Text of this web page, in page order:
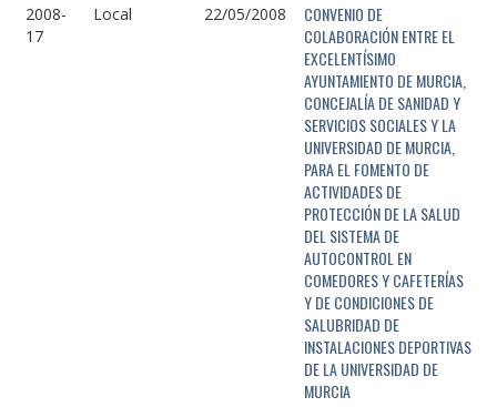
2008-
17
Local 22/05/2008
CONVENIO DE
COLABORACIÓN ENTRE EL
EXCELENTÍSIMO
AYUNTAMIENTO DE MURCIA,
CONCEJALÍA DE SANIDAD Y
SERVICIOS SOCIALES Y LA
UNIVERSIDAD DE MURCIA,
PARA EL FOMENTO DE
ACTIVIDADES DE
PROTECCIÓN DE LA SALUD
DEL SISTEMA DE
AUTOCONTROL EN
COMEDORES Y CAFETERÍAS
Y DE CONDICIONES DE
SALUBRIDAD DE
INSTALACIONES DEPORTIVAS
DE LA UNIVERSIDAD DE
MURCIA